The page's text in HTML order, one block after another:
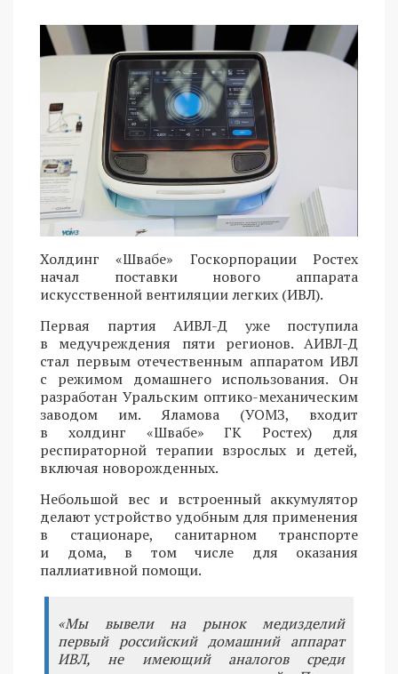
Холдинг «Швабе» Госкорпорации Ростех
начал поставки нового аппарата
искусственной вентиляции легких (ИВЛ).
Первая партия АИВЛ-Д уже поступила
в медучреждения пяти регионов. АИВЛ-Д
стал первым отечественным аппаратом ИВЛ
с режимом домашнего использования. Он
разработан Уральским оптико-механическим
заводом им. Яламова (УОМЗ, входит
в холдинг «Швабе» ГК Ростех) для
респираторной терапии взрослых и детей,
включая новорожденных.
Небольшой вес и встроенный аккумулятор
делают устройство удобным для применения
в стационаре, санитарном транспорте
и дома, в том числе для оказания
паллиативной помощи.
«Мы вывели на рынок медизделий
первый российский домашний аппарат
ИВЛ, не имеющий аналогов среди